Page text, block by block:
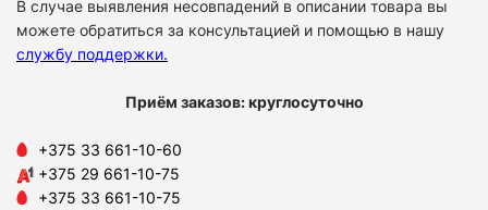
В случае выявления несовпадений в описании товара вы
можете обратиться за консультацией и помощью в нашу
службу поддержки.
Приём заказов: круглосуточно
+375 33 661-10-60
+375 29 661-10-75
+375 33 661-10-75